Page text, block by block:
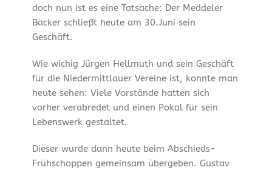
doch nun ist es eine Tatsache: Der Meddeler
Bäcker schließt heute am 30.Juni sein
Geschäft.
Wie wichig Jürgen Hellmuth und sein Geschäft
für die Niedermittlauer Vereine ist, konnte man
heute sehen: Viele Vorstände hatten sich
vorher verabredet und einen Pokal für sein
Lebenswerk gestaltet.
Dieser wurde dann heute beim Abschieds-
Frühschoppen gemeinsam übergeben. Gustav